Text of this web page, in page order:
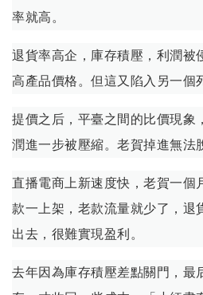
率就高。
退貨率高企，庫存積壓，利潤被
高產品價格。但這又陷入另一個
提價之后，平臺之間的比價現象
潤進一步被壓縮。老賀掉進無法
直播電商上新速度快，老賀一個
款一上架，老款流量就少了，退
出去，很難實現盈利。
去年因為庫存積壓差點關門，最